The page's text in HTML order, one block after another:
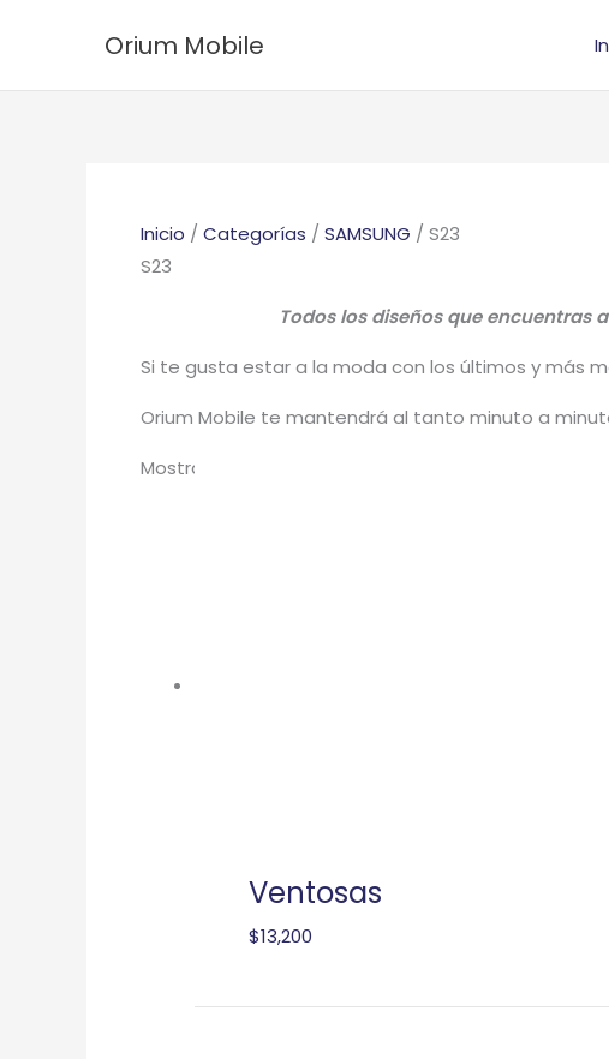
Orium Mobile
Inicio / Categorías / SAMSUNG / S23
S23
Todos los diseños que encuentras
Si te gusta estar a la moda con los últimos y más
Orium Mobile te mantendrá al tanto minuto a
Mostrando 1–25 de 91 resultados
Ventosas
$13,200